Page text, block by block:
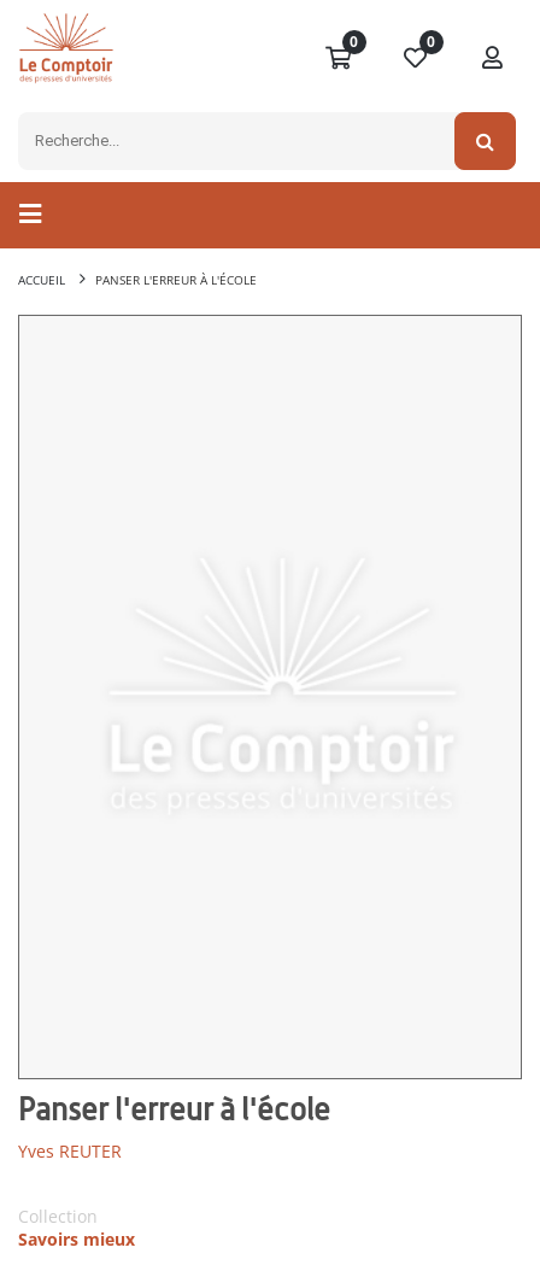
0 0
ACCUEIL PANSER L'ERREUR À L'ÉCOLE
Panser l'erreur à l'école
Yves REUTER
Collection
Savoirs mieux